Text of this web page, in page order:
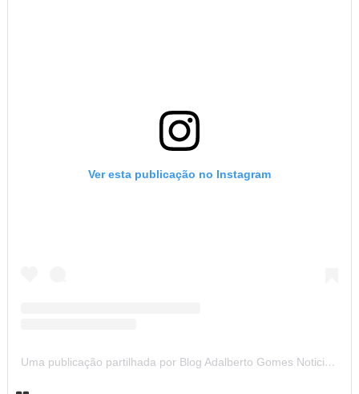
Ver esta publicação no Instagram
Uma publicação partilhada por Blog Adalberto Gomes Noticias (@blogadalbertogomesnoticiass)